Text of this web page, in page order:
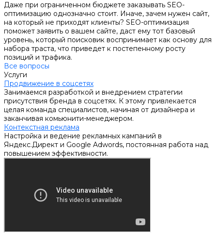
Даже при ограниченном бюджете заказывать SEO-
оптимизацию однозначно стоит. Иначе, зачем нужен сайт,
на который не приходят клиенты? SEO-оптимизация
поможет заявить о вашем сайте, даст ему тот базовый
уровень, который поисковик воспринимает как основу для
набора траста, что приведет к постепенному росту
позиций и трафика.
Все вопросы
Услуги
Продвижение в соцсетях
Занимаемся разработкой и внедрением стратегии
присутствия бренда в соцсетях. К этому привлекается
целая команда специалистов, начиная от дизайнера и
заканчивая комьюнити-менеджером.
Контекстная реклама
Настройка и ведение рекламных кампаний в
Яндекс.Директ и Google Adwords, постоянная работа над
повышением эффективности.